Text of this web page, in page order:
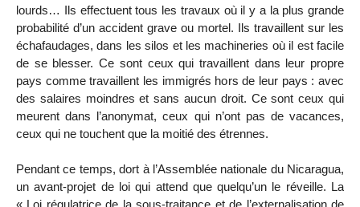
lourds… Ils effectuent tous les travaux où il y a la plus grande
probabilité d’un accident grave ou mortel. Ils travaillent sur les
échafaudages, dans les silos et les machineries où il est facile
de se blesser. Ce sont ceux qui travaillent dans leur propre
pays comme travaillent les immigrés hors de leur pays : avec
des salaires moindres et sans aucun droit. Ce sont ceux qui
meurent dans l’anonymat, ceux qui n’ont pas de vacances,
ceux qui ne touchent que la moitié des étrennes.
Pendant ce temps, dort à l’Assemblée nationale du Nicaragua,
un avant-projet de loi qui attend que quelqu’un le réveille. La